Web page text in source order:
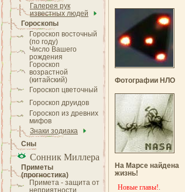
Галерея рук
известных людей
Гороскопы
Гороскоп восточный
(по году)
Число Вашего
рождения
Гороскоп
возрастной
(китайский)
Гороскоп цветочный
Гороскоп друидов
Гороскоп из древних
мифов
Знаки зодиака
Сны
Сонник Миллера
Приметы
(прогностика)
Примета - защита от
неприятности
Фотографии НЛО
На Марсе найдена
жизнь!
Новые главы!.